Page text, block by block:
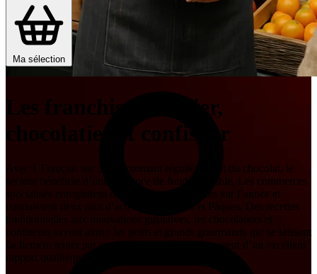
Ma sélection
Les franchises Glacier,
chocolatier et confiseur
Avec 1 Français sur 3 consommant régulièrement du chocolat, le
secteur bénéficie d’une tendance de fond favorable. Les commerces
spécialisés enregistrent de bonnes performances sur l’année et
connaissent deux pics d’activité avec Noël et Pâques. Des recettes
traditionnelles aux innovations gustatives, les chocolatiers et
confiseurs savent attirer les petits et grands gourmands qui se laissent
facilement tenter par ces plaisirs sucrés, bien souvent d’un excellent
rapport qualité/prix.